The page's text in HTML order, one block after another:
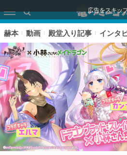
広告をスキッ
赫本 動画 殿堂入り記事 インタ